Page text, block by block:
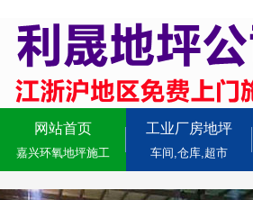
网站首页
嘉兴环氧地坪施工
工业厂房地坪
车间,仓库,超市